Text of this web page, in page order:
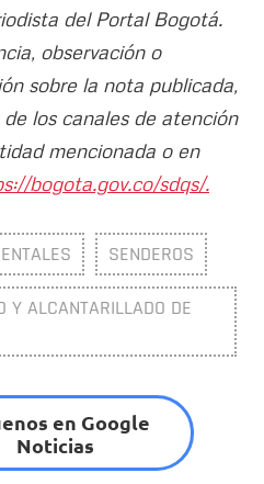
del Portal Bogotá.
observación o
sobre la nota publicada,
los canales de atención
mencionada o en
bogota.gov.co/sdqs/.
SENDEROS
Y ALCANTARILLADO DE
en Google
Noticias